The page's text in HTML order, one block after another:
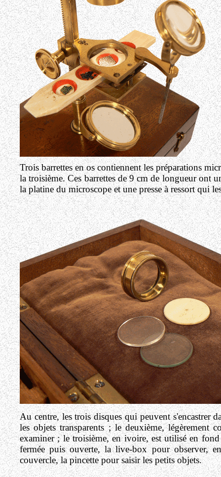
Trois barrettes en os contiennent les préparations
la troisième. Ces barrettes de 9 cm de longueur ont
la platine du microscope et une presse à ressort qui
Au centre, les trois disques qui peuvent s'encastrer
les objets transparents ; le deuxième,
examiner ; le troisième, en ivoire, est utilisé en
fermée puis ouverte, la live-box pour observer,
couvercle, la pincette pour saisir les petits objets.